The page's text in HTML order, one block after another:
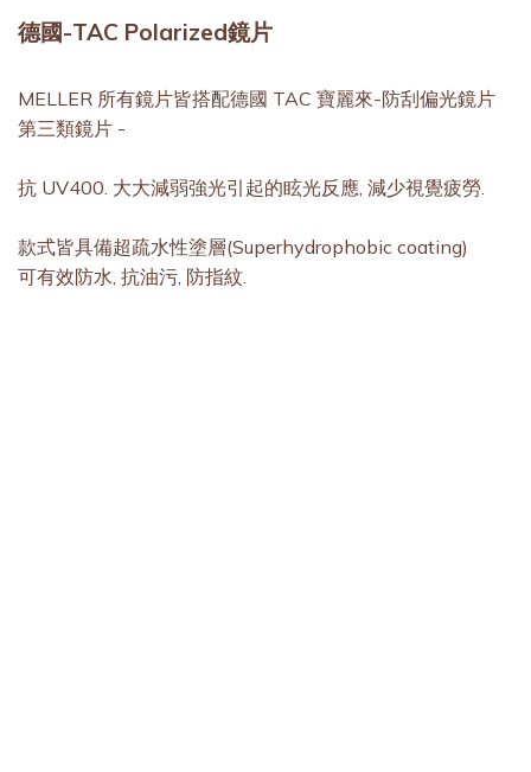
德國-TAC Polarized鏡片
MELLER 所有鏡片皆搭配德國 TAC 寶麗來-防刮偏光鏡片
第三類鏡片 -
抗 UV400. 大大減弱強光引起的眩光反應, 減少視覺疲勞.
款式皆具備超疏水性塗層(Superhydrophobic coating)
可有效防水, 抗油污, 防指紋.